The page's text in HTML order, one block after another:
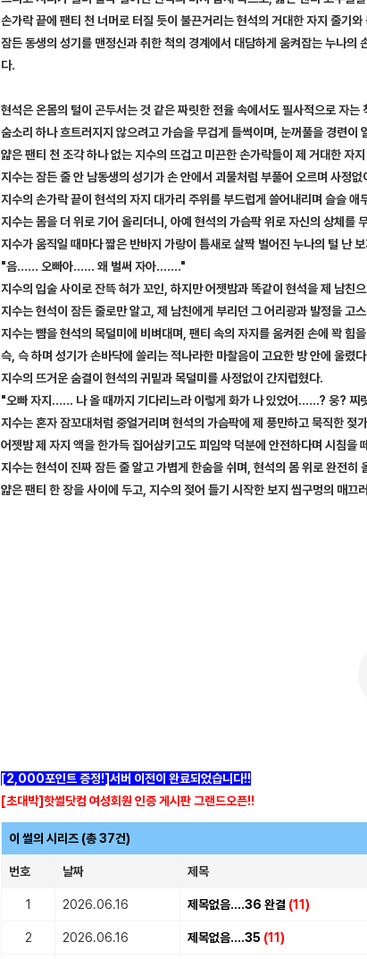
손가락 끝에 팬티 천 너머로 터질 듯이 불끈거리는 현석의 거대한 자지 줄기
잠든 동생의 성기를 맨정신과 취한 척의 경계에서 대담하게 움켜잡는 누나
다.
현석은 온몸의 털이 곤두서는 것 같은 짜릿한 전율 속에서도 필사적으로 자는
숨소리 하나 흐트러지지 않으려고 가슴을 무겁게 들썩이며, 눈꺼풀을 경련이
얇은 팬티 천 조각 하나 없는 지수의 뜨겁고 미끈한 손가락들이 제 거대한 자
지수는 잠든 줄 안 남동생의 성기가 손 안에서 괴물처럼 부풀어 오르며 사정
지수의 손가락 끝이 현석의 자지 대가리 주위를 부드럽게 쓸어내리며 슬슬 애
지수는 몸을 더 위로 기어 올리더니, 아예 현석의 가슴팍 위로 자신의 상체를
지수가 움직일 때마다 짧은 반바지 가랑이 틈새로 살짝 벌어진 누나의 털 난
"음…… 오빠아…… 왜 벌써 자아……."
지수의 입술 사이로 잔뜩 혀가 꼬인, 하지만 어젯밤과 똑같이 현석을 제 남친
지수는 현석이 잠든 줄로만 알고, 제 남친에게 부리던 그 어리광과 발정을 고
지수는 뺨을 현석의 목덜미에 비벼대며, 팬티 속의 자지를 움켜쥔 손에 꽉 힘
슥, 슥 하며 성기가 손바닥에 쓸리는 적나라한 마찰음이 고요한 방 안에 울렸
지수의 뜨거운 숨결이 현석의 귀밑과 목덜미를 사정없이 간지럽혔다.
"오빠 자지…… 나 올 때까지 기다리느라 이렇게 화가 나 있었어……? 웅?
지수는 혼자 잠꼬대처럼 중얼거리며 현석의 가슴팍에 제 풍만하고 묵직한 젖
어젯밤 제 자지 액을 한가득 집어삼키고도 피임약 덕분에 안전하다며 시침
지수는 현석이 진짜 잠든 줄 알고 가볍게 한숨을 쉬며, 현석의 몸 위로 완전
얇은 팬티 한 장을 사이에 두고, 지수의 젖어 들기 시작한 보지 씹구멍의 매끄
[2,000포인트 증정!]서버 이전이 완료되었습니다!!
[초대박]핫썰닷컴 여성회원 인증 게시판 그랜드오픈!!
이 썰의 시리즈 (총 37건)
번호 날짜 제목
1 2026.06.16 제목없음....36 완결 (11)
2 2026.06.16 제목없음....35 (11)